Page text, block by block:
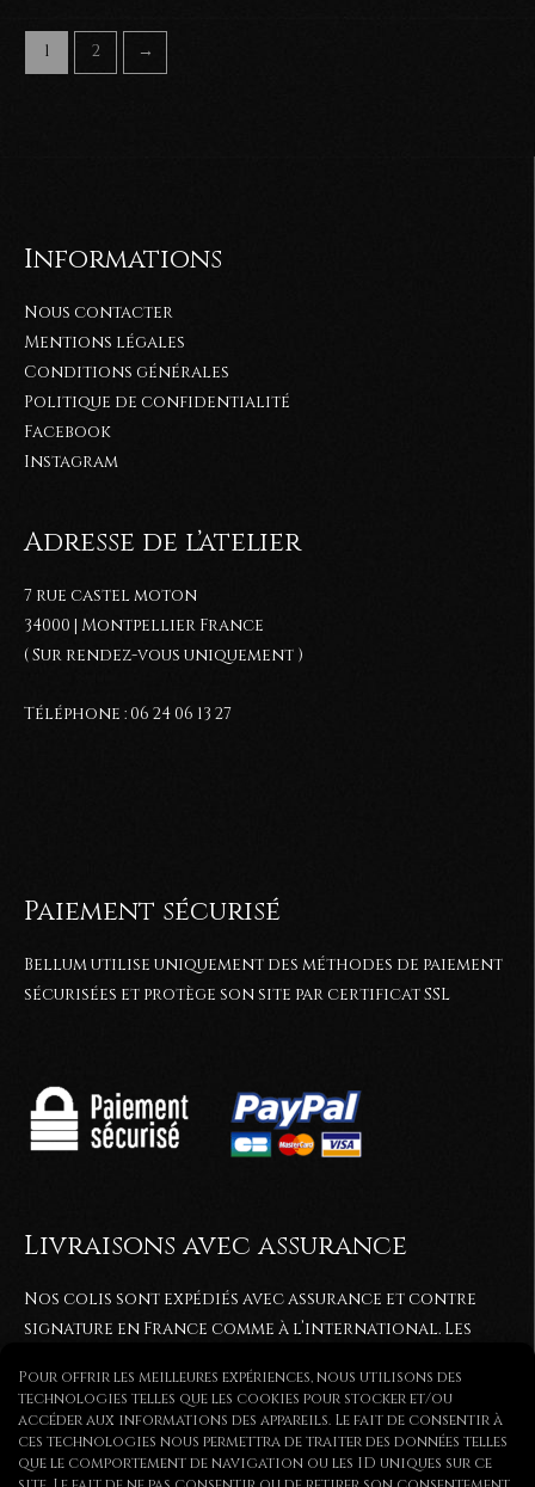
Pour offrir les meilleures expériences, nous utilisons des
technologies telles que les cookies pour stocker et/ou
accéder aux informations des appareils. Le fait de consentir à
ces technologies nous permettra de traiter des données telles
que le comportement de navigation ou les ID uniques sur ce
1 2 →
Informations
Nous contacter
Mentions légales
Conditions générales
Politique de confidentialité
Facebook
Instagram
Adresse de l’atelier
7 rue castel moton
34000 | Montpellier France
( Sur rendez-vous uniquement )
Téléphone : 06 24 06 13 27
Paiement sécurisé
Bellum utilise uniquement des méthodes de paiement
sécurisées et protège son site par certificat SSL
Livraisons avec assurance
Nos colis sont expédiés avec assurance et contre
signature en France comme à l’international. Les
5jours après réception du paiement. Elles sont
expédiées via colissimo ou par lettre recommandée.